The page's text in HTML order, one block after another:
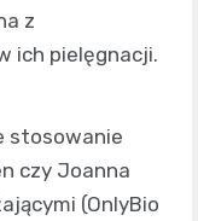
z
ich pielęgnacji.
stosowanie
czy Joanna
(OnlyBio